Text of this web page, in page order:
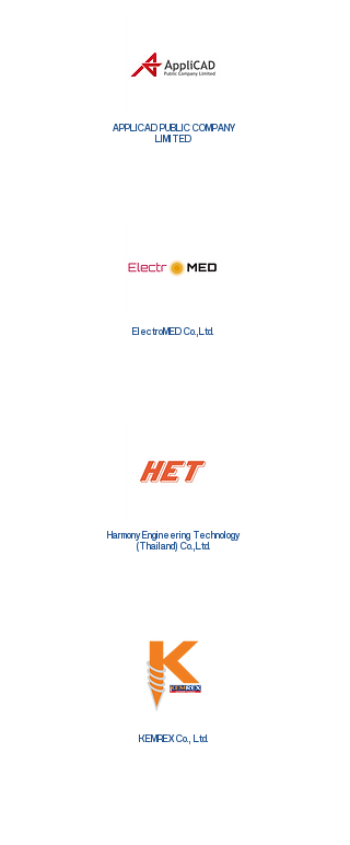
APPLICAD PUBLIC COMPANY
LIMITED
ElectroMED Co.,Ltd.
Harmony Engineering Technology
(Thailand) Co.,Ltd.
KEMREX Co., Ltd.